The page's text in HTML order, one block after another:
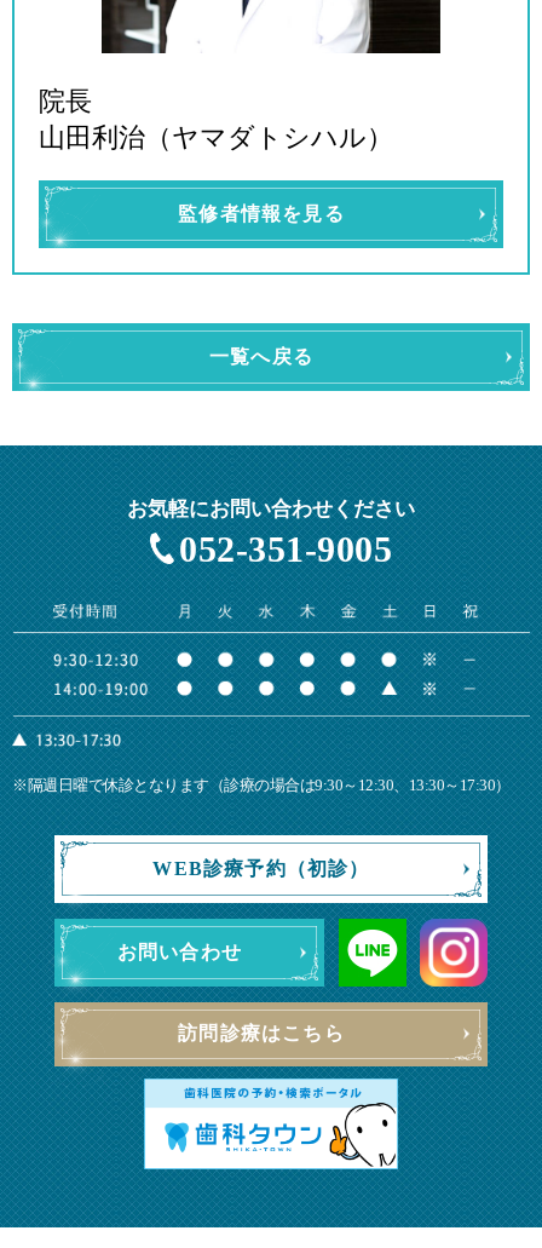
院長
山田利治（ヤマダトシハル）
監修者情報を見る
一覧へ戻る
お気軽にお問い合わせください
052-351-9005
※隔週日曜で休診となります（診療の場合は9:30～12:30、13:30～17:30）
WEB診療予約（初診）
お問い合わせ
訪問診療はこちら